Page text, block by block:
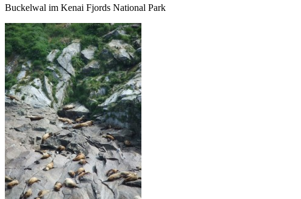
Buckelwal im Kenai Fjords National Park